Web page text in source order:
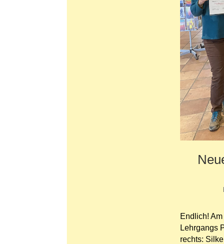
Endlich!
Lehrgangs
rechts: